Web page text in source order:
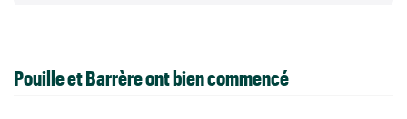
Pouille et Barrère ont bien commencé